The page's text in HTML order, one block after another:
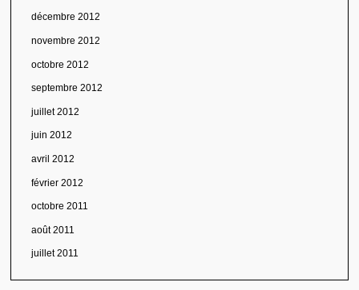
décembre 2012
novembre 2012
octobre 2012
septembre 2012
juillet 2012
juin 2012
avril 2012
février 2012
octobre 2011
août 2011
juillet 2011